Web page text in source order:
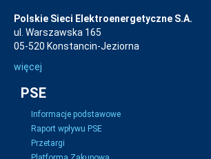
Polskie Sieci Elektroenergetyczne S.A.
ul. Warszawska 165
05-520 Konstancin-Jeziorna
więcej
PSE
Informacje podstawowe
Raport wpływu PSE
Przetargi